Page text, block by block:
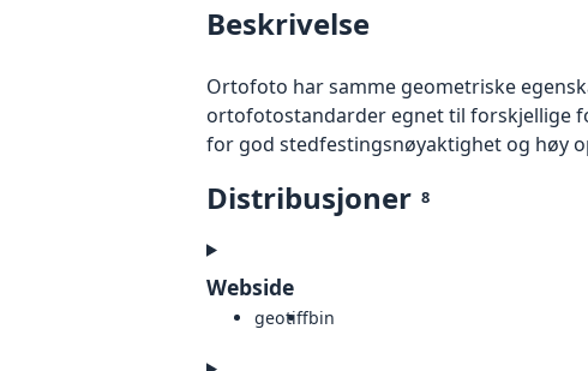
Beskrivelse
Ortofoto har samme geometriske
ortofotostandarder egnet til forskjellige
for god stedfestingsnøyaktighet og høy
Distribusjoner 8
Webside
geotiffbin